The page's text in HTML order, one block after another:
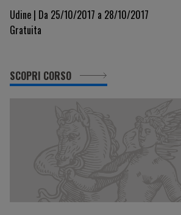
Udine | Da 25/10/2017 a 28/10/2017
Gratuita
SCOPRI CORSO